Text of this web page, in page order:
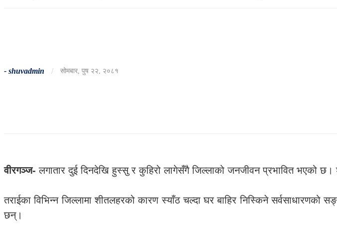
- shuvadmin / सोमबार, पुष २२, २०८१
वीरगञ्ज-लगातार दुई दिनदेखि हुस्सु र कुहिरो लागेसँगै जिल्लाको जनजीवन प्रभावित भएको छ।
तराईका विभिन्न जिल्लामा शीतलहरको कारण स्याँठ चल्दा घर बाहिर निस्किने
छन्।